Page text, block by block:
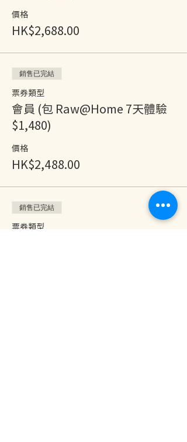
價格
HK$2,688.00
銷售已完結
票券類型
會員 (包 Raw@Home 7天體驗
$1,480)
價格
HK$2,488.00
銷售已完結
票券類型